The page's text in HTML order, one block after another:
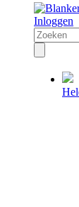
Inloggen